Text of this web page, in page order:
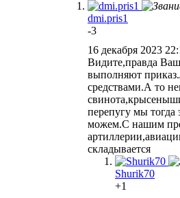
dmi.pris1
-3
16 декабря 2023
Видите,правда
выполняют
средствами.А то
перепугу мы тогда
можем.С нашим
складывается
Shurik70
+1